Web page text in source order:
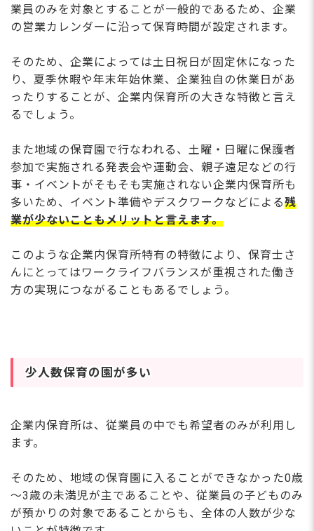
業員のみを対象とすることが一般的であるため、企業
の営業カレンダーに沿って保育時間が設定されます。
そのため、企業によっては土日祝日が固定休になった
り、夏季休暇や年末年始休業、企業独自の休業日があ
ったりすることが、企業内保育所の大きな特徴と言え
るでしょう。
また地域の保育園で行なわれる、土曜・日曜に保護者
参加で実施される発表会や運動会、親子遠足などの行
事・イベントがそもそも実施されない企業内保育所も
多いため、イベント準備やデスクワークなどによる残
業が少ないこともメリットと言えます。
このような企業内保育所特有の特徴により、保育士さ
んにとってはワークライフバランスが重視された働き
方の実現につながることもあるでしょう。
少人数保育の園が多い
企業内保育所は、従業員の中でも希望者のみが利用し
ます。
そのため、地域の保育園に入ることができなかった0歳
～3歳の未満児が主であることや、従業員の子どものみ
が預かりの対象であることからも、全体の人数が少な